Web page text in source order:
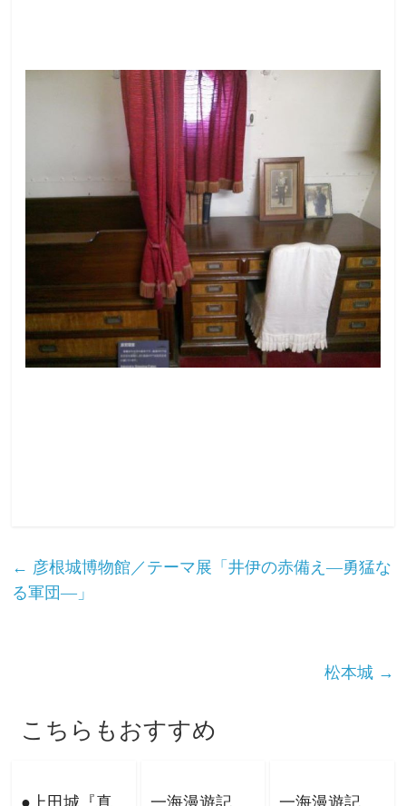
← 彦根城博物館／テーマ展「井伊の赤備え―勇猛な
る軍団―」
松本城 →
こちらもおすすめ
●上田城『真 一海漫遊記 一海漫遊記